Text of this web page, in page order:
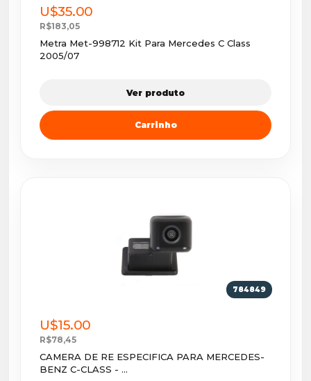
U$35.00
R$183,05
Metra Met-998712 Kit Para Mercedes C Class
2005/07
Ver produto
Carrinho
784849
U$15.00
R$78,45
CAMERA DE RE ESPECIFICA PARA MERCEDES-
BENZ C-CLASS - ...